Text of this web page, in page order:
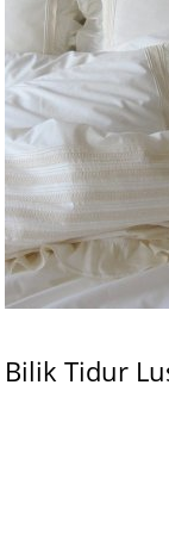
Bilik Tidur